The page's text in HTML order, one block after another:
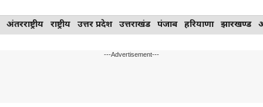
Skip
to
अंतरराष्ट्रीय राष्ट्रीय उत्तर प्रदेश उत्तराखंड पंजाब हरियाणा झारखण्ड
---Advertisement---